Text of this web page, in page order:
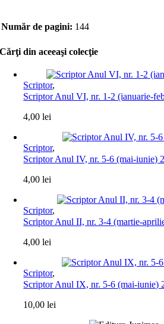
Număr de pagini: 144
Cărţi din aceeaşi colecţie
Scriptor,
Scriptor Anul VI, nr. 1-2 (ianuarie-
4,00lei
Scriptor,
Scriptor Anul IV, nr. 5-6 (mai-iunie)
4,00lei
Scriptor,
Scriptor Anul II, nr. 3-4 (martie-
4,00lei
Scriptor,
Scriptor Anul IX, nr. 5-6 (mai-iunie)
10,00lei